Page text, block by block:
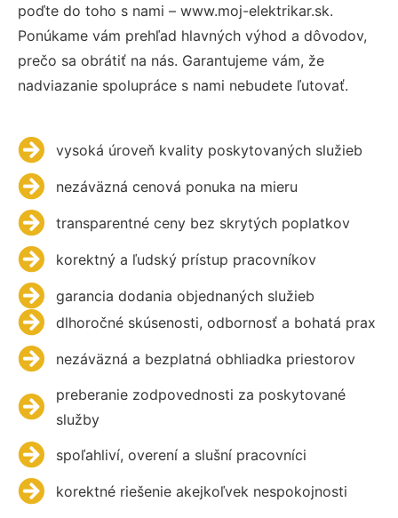
poďte do toho s nami – www.moj-elektrikar.sk.
Ponúkame vám prehľad hlavných výhod a dôvodov,
prečo sa obrátiť na nás. Garantujeme vám, že
nadviazanie spolupráce s nami nebudete ľutovať.
vysoká úroveň kvality poskytovaných služieb
nezáväzná cenová ponuka na mieru
transparentné ceny bez skrytých poplatkov
korektný a ľudský prístup pracovníkov
garancia dodania objednaných služieb
dlhoročné skúsenosti, odbornosť a bohatá prax
nezáväzná a bezplatná obhliadka priestorov
preberanie zodpovednosti za poskytované
služby
spoľahliví, overení a slušní pracovníci
korektné riešenie akejkoľvek nespokojnosti